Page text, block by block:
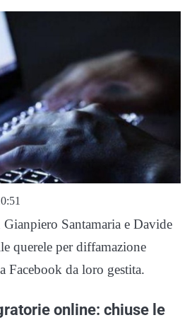
Santamaria e Davide
querele per diffamazione
Facebook da loro gestita.
online: chiuse le